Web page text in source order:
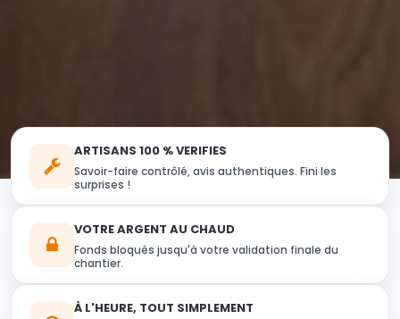
ARTISANS 100 % VERIFIES
Savoir-faire contrôlé, avis authentiques. Fini les
surprises !
VOTRE ARGENT AU CHAUD
Fonds bloqués jusqu'à votre validation finale du
chantier.
À L'HEURE, TOUT SIMPLEMENT